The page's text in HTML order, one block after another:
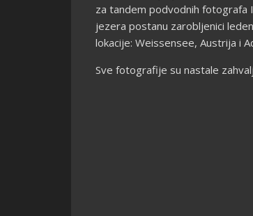
za tandem podvodnih fotografa
jezera postanu zarobljenici
lokacije: Weissensee, Austrija i
Sve fotografije su nastale